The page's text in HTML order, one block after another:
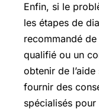
Enfin, si le
les étapes de
recommandé
qualifié ou un
obtenir de
fournir des
spécialisés